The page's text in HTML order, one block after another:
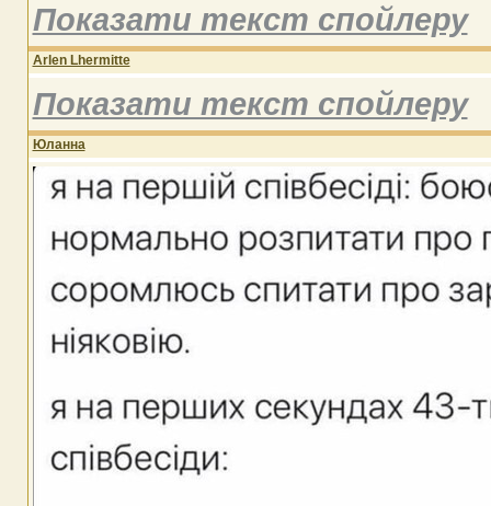
Показати текст спойлеру
Arlen Lhermitte
Показати текст спойлеру
Юланна